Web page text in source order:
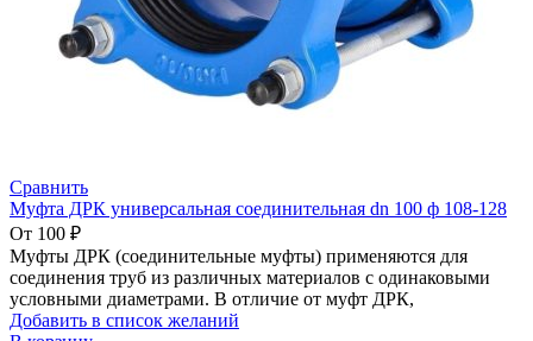
Сравнить
Муфта ДРК универсальная соединительная dn 100 ф 108-128
От 100 ₽
Муфты ДРК (соединительные муфты) применяются для
соединения труб из различных материалов с одинаковыми
условными диаметрами. В отличие от муфт ДРК,
Добавить в список желаний